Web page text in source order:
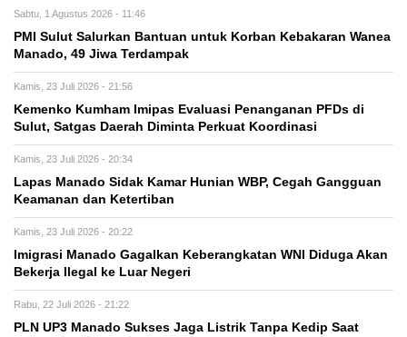
Sabtu, 1 Agustus 2026 - 11:46
PMI Sulut Salurkan Bantuan untuk Korban Kebakaran Wanea
Manado, 49 Jiwa Terdampak
Kamis, 23 Juli 2026 - 21:56
Kemenko Kumham Imipas Evaluasi Penanganan PFDs di
Sulut, Satgas Daerah Diminta Perkuat Koordinasi
Kamis, 23 Juli 2026 - 20:34
Lapas Manado Sidak Kamar Hunian WBP, Cegah Gangguan
Keamanan dan Ketertiban
Kamis, 23 Juli 2026 - 20:22
Imigrasi Manado Gagalkan Keberangkatan WNI Diduga Akan
Bekerja Ilegal ke Luar Negeri
Rabu, 22 Juli 2026 - 21:22
PLN UP3 Manado Sukses Jaga Listrik Tanpa Kedip Saat